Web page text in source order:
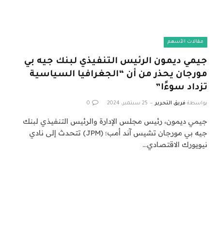
مقالات الأسهم
جيمي ديمون الرئيس التنفيذي لبنك جيه بي
مورجان يحذر من أن “الجغرافيا السياسية
تزداد سوءًا”
بواسطة فريق التحرير 25 سبتمبر، 2024 0
جيمي ديمون، رئيس مجلس الإدارة والرئيس التنفيذي لبنك
جيه بي مورجان تشيس آند أمب؛ (JPM) تتحدث إلى نادي
نيويورك الاقتصادي…